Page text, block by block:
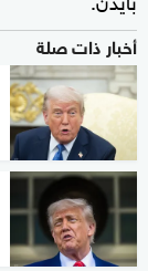
أخبار ذات صلة